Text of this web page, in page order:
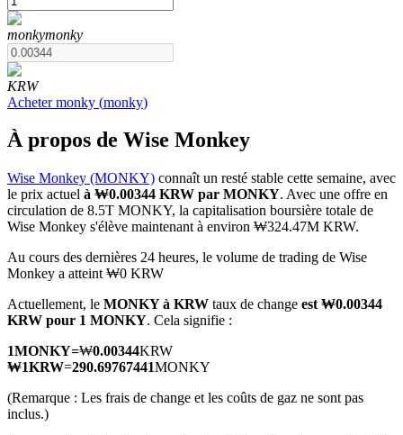
Futures COIN-M
Contrats à terme sur crypto-monnaie
TradFi
Produits dérivés sur actions, forex, métaux précieux et matières
premières
monkymonky
KRW
Acheter monky (monky)
À propos de Wise Monkey
Wise Monkey (MONKY) connaît un resté stable cette semaine, avec
le prix actuel à ₩0.00344 KRW par MONKY. Avec une offre en
circulation de 8.5T MONKY, la capitalisation boursière totale de
Wise Monkey s'élève maintenant à environ ₩324.47M KRW.
Au cours des dernières 24 heures, le volume de trading de Wise
Monkey a atteint ₩0 KRW
Actuellement, le MONKY à KRW taux de change est ₩0.00344
KRW pour 1 MONKY. Cela signifie :
1MONKY=₩0.00344KRW
₩1KRW=290.69767441MONKY
(Remarque : Les frais de change et les coûts de gaz ne sont pas
inclus.)